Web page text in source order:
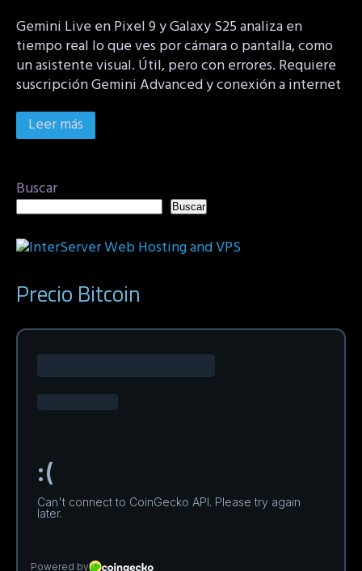
Gemini Live en Pixel 9 y Galaxy S25 analiza en
tiempo real lo que ves por cámara o pantalla, como
un asistente visual. Útil, pero con errores. Requiere
suscripción Gemini Advanced y conexión a internet
Leer más
Buscar
Buscar
Precio Bitcoin